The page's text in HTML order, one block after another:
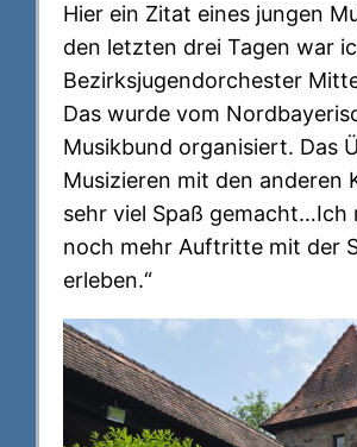
Hier ein Zitat eines jungen
den letzten drei Tagen war
Bezirksjugendorchester
Das wurde vom
Musikbund organisiert. Das
Musizieren mit den anderen
sehr viel Spaß gemacht…Ich
noch mehr Auftritte mit der
erleben.“